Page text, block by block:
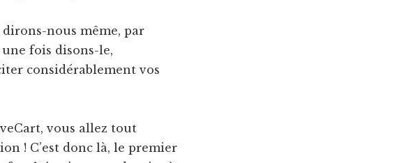
nous même, par
fois disons-le,
considérablement vos
vous allez tout
! C’est donc là, le premier